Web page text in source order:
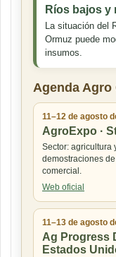
Ríos bajos y
La situación del
Ormuz puede
insumos.
Agenda Agro
11–12 de agosto
AgroExpo ·
Sector: agricultura
demostraciones
comercial.
Web oficial
11–13 de agosto
Ag Progress
Estados